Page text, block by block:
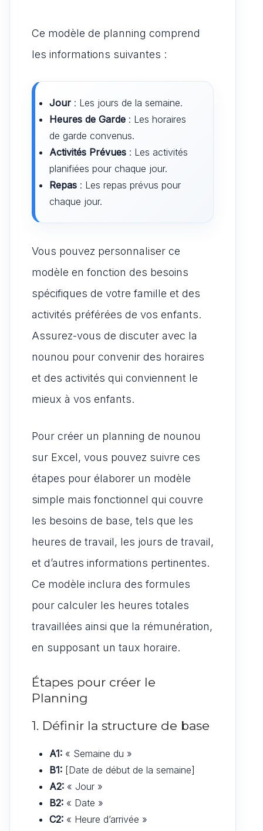
Ce modèle de planning comprend
les informations suivantes :
Jour : Les jours de la semaine.
Heures de Garde : Les horaires
de garde convenus.
Activités Prévues : Les activités
planifiées pour chaque jour.
Repas : Les repas prévus pour
chaque jour.
Vous pouvez personnaliser ce
modèle en fonction des besoins
spécifiques de votre famille et des
activités préférées de vos enfants.
Assurez-vous de discuter avec la
nounou pour convenir des horaires
et des activités qui conviennent le
mieux à vos enfants.
Pour créer un planning de nounou
sur Excel, vous pouvez suivre ces
étapes pour élaborer un modèle
simple mais fonctionnel qui couvre
les besoins de base, tels que les
heures de travail, les jours de travail,
et d’autres informations pertinentes.
Ce modèle inclura des formules
pour calculer les heures totales
travaillées ainsi que la rémunération,
en supposant un taux horaire.
Étapes pour créer le
Planning
1. Définir la structure de base
A1: « Semaine du »
B1: [Date de début de la semaine]
A2: « Jour »
B2: « Date »
C2: « Heure d’arrivée »